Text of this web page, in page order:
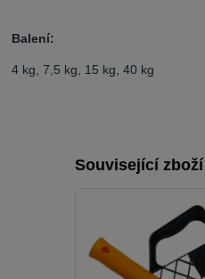
Balení:
4 kg, 7,5 kg, 15 kg, 40 kg
Související zboží